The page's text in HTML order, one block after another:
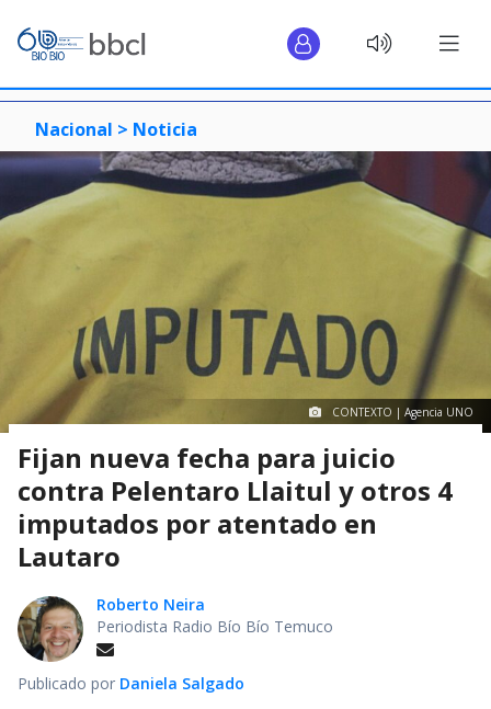
Nacional > Noticia
CONTEXTO | Agencia UNO
Fijan nueva fecha para juicio
contra Pelentaro Llaitul y otros 4
imputados por atentado en
Lautaro
Roberto Neira
Periodista Radio Bío Bío Temuco
Publicado por Daniela Salgado